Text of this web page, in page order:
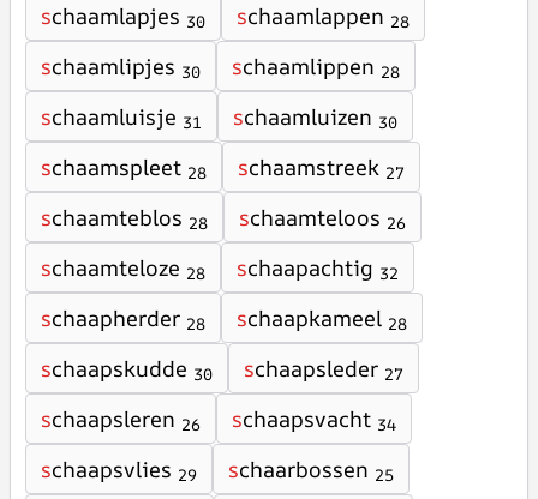
schaamlapjes 30 schaamlappen 28
schaamlipjes 30 schaamlippen 28
schaamluisje 31 schaamluizen 30
schaamspleet 28 schaamstreek 27
schaamteblos 28 schaamteloos 26
schaamteloze 28 schaapachtig 32
schaapherder 28 schaapkameel 28
schaapskudde 30 schaapsleder 27
schaapsleren 26 schaapsvacht 34
schaapsvlies 29 schaarbossen 25